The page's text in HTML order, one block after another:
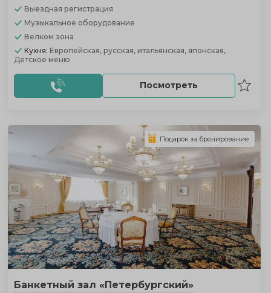
Выездная регистрация
Музыкальное оборудование
Велком зона
Кухня: Европейская, русская, итальянская, японская,
Детское меню
Посмотреть
Банкетный зал «Петербургский»
Подарок за бронирование